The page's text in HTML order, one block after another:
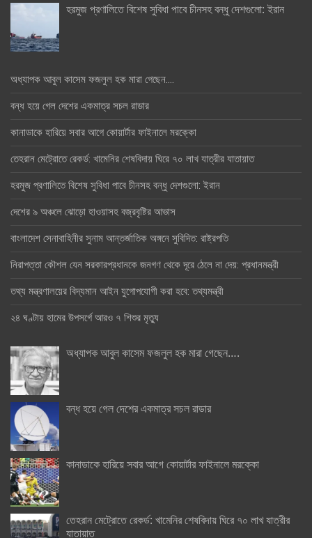
হরমুজ প্রণালিতে বিশেষ সুবিধা পাবে চীনসহ বন্ধু দেশগুলো: ইরান
অধ্যাপক আবুল কাসেম ফজলুল হক মারা গেছেন….
বন্ধ হয়ে গেল দেশের একমাত্র সচল রাডার
কানাডাকে হারিয়ে সবার আগে কোয়ার্টার ফাইনালে মরক্কো
তেহরান মেট্রোতে রেকর্ড: খামেনির শেষবিদায় ঘিরে ৭০ লাখ যাত্রীর যাতায়াত
হরমুজ প্রণালিতে বিশেষ সুবিধা পাবে চীনসহ বন্ধু দেশগুলো: ইরান
দেশের ৯ অঞ্চলে ঝোড়ো হাওয়াসহ বজ্রবৃষ্টির আভাস
বাংলাদেশ সেনাবাহিনীর সুনাম আন্তর্জাতিক অঙ্গনে সুবিদিত: রাষ্ট্রপতি
নিরাপত্তা কৌশল যেন সরকারপ্রধানকে জনগণ থেকে দূরে ঠেলে না দেয়: প্রধানমন্ত্রী
তথ্য মন্ত্রণালয়ের বিদ্যমান আইন যুগোপযোগী করা হবে: তথ্যমন্ত্রী
২৪ ঘণ্টায় হামের উপসর্গে আরও ৭ শিশুর মৃত্যু
অধ্যাপক আবুল কাসেম ফজলুল হক মারা গেছেন….
বন্ধ হয়ে গেল দেশের একমাত্র সচল রাডার
কানাডাকে হারিয়ে সবার আগে কোয়ার্টার ফাইনালে মরক্কো
তেহরান মেট্রোতে রেকর্ড: খামেনির শেষবিদায় ঘিরে ৭০ লাখ যাত্রীর
যাতায়াত